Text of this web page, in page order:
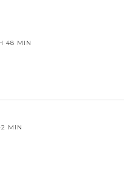
48 MIN
MIN